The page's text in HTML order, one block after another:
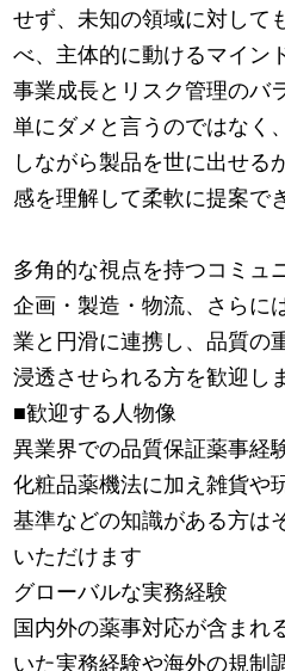
せず、未知の領域に対して
べ、主体的に動けるマイン
事業成長とリスク管理のバ
単にダメと言うのではなく
しながら製品を世に出せる
感を理解して柔軟に提案で
多角的な視点を持つコミュ
企画・製造・物流、さらに
業と円滑に連携し、品質の
浸透させられる方を歓迎し
■歓迎する人物像
異業界での品質保証薬事経
化粧品薬機法に加え雑貨や
基準などの知識がある方は
いただけます
グローバルな実務経験
国内外の薬事対応が含まれ
いた実務経験や海外の規制